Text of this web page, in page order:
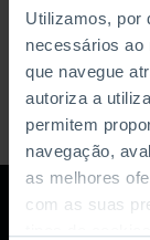
Utilizamos, por
necessários ao
que navegue
autoriza a
permitem
navegação,
as melhores
com as suas